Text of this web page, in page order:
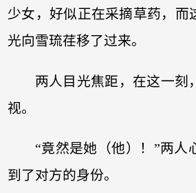
少女，好似正在采摘草药，而
光向雪琉荏移了过来。
两人目光焦距，在这一刻
视。
“竟然是她（他）！”两人
到了对方的身份。